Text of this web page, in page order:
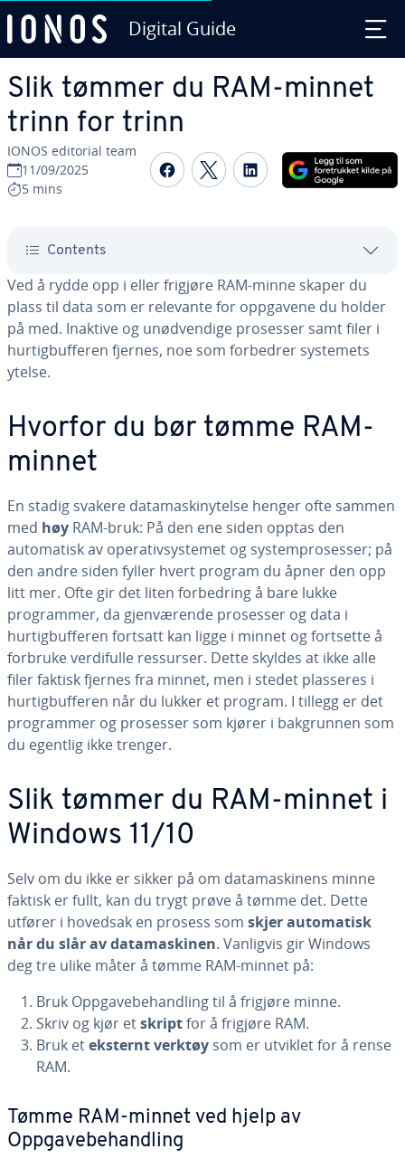
Digital Guide
Slik tømmer du RAM-minnet
trinn for trinn
IONOS editorial team
11/09/2025
5 mins
Share on Facebook
Share on Twitter
Share on
Contents
Ved å rydde opp i eller frigjøre RAM-minne skaper du
plass til data som er relevante for oppgavene du holder
på med. Inaktive og unødvendige prosesser samt filer i
hurtigbufferen fjernes, noe som forbedrer systemets
ytelse.
Hvorfor du bør tømme RAM-
minnet
En stadig svakere datamaskinytelse henger ofte sammen
med høy RAM-bruk: På den ene siden opptas den
automatisk av operativsystemet og systemprosesser; på
den andre siden fyller hvert program du åpner den opp
litt mer. Ofte gir det liten forbedring å bare lukke
programmer, da gjenværende prosesser og data i
hurtigbufferen fortsatt kan ligge i minnet og fortsette å
forbruke verdifulle ressurser. Dette skyldes at ikke alle
filer faktisk fjernes fra minnet, men i stedet plasseres i
hurtigbufferen når du lukker et program. I tillegg er det
programmer og prosesser som kjører i bakgrunnen som
du egentlig ikke trenger.
Slik tømmer du RAM-minnet i
Windows 11/10
Selv om du ikke er sikker på om datamaskinens minne
faktisk er fullt, kan du trygt prøve å tømme det. Dette
utfører i hovedsak en prosess som skjer automatisk
når du slår av datamaskinen. Vanligvis gir Windows
deg tre ulike måter å tømme RAM-minnet på:
Bruk Oppgavebehandling til å frigjøre minne.
Skriv og kjør etskriptfor å frigjøre RAM.
Bruk eteksternt verktøy som er utviklet for å rense
RAM.
Tømme RAM-minnet ved hjelp av
Oppgavebehandling